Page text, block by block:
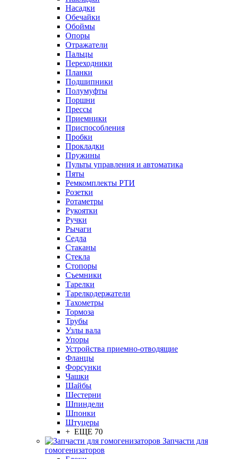
Насадки
Обечайки
Обоймы
Опоры
Отражатели
Пальцы
Переходники
Планки
Подшипники
Полумуфты
Поршни
Прессы
Приемники
Приспособления
Пробки
Прокладки
Пружины
Пульты управления и автоматика
Пяты
Ремкомплекты РТИ
Розетки
Ротаметры
Рукоятки
Ручки
Рычаги
Седла
Стаканы
Стекла
Стопоры
Съемники
Тарелки
Тарелкодержатели
Тахометры
Тормоза
Трубы
Узлы вала
Упоры
Устройства приемно-отводящие
Фланцы
Форсунки
Чашки
Шайбы
Шестерни
Шпиндели
Шпонки
Штуцеры
+ ЕЩЕ 70
Запчасти для
гомогенизаторов